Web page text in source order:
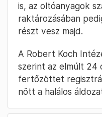
is, az oltóanyagok
raktározásában
részt vesz majd.
A Robert Koch
szerint az elmúlt 24
fertőzöttet
nőtt a halálos